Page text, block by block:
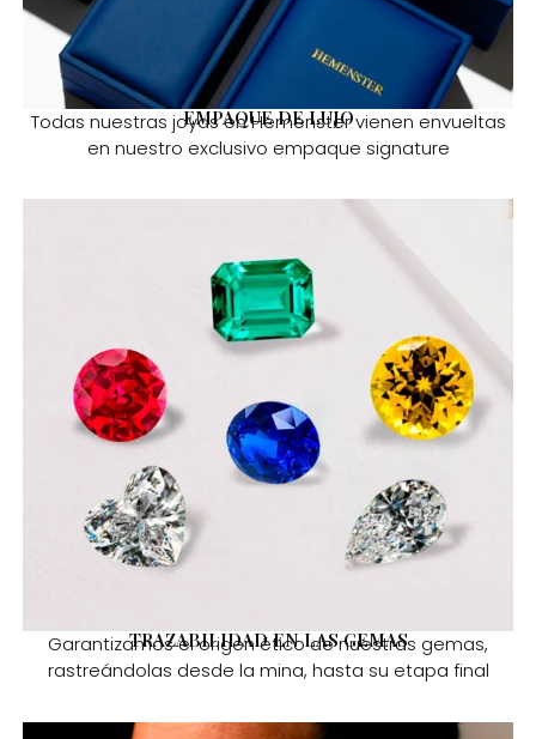
EMPAQUE DE LUJO
Todas nuestras joyas en Hemenster vienen envueltas
en nuestro exclusivo empaque signature
TRAZABILIDAD EN LAS GEMAS
Garantizamos el origen ético de nuestras gemas,
rastreándolas desde la mina, hasta su etapa final